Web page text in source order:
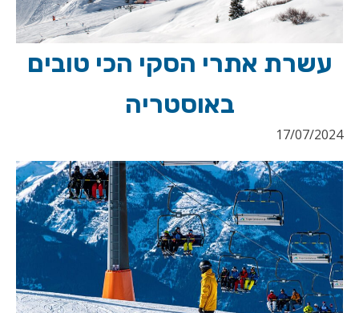
עשרת אתרי הסקי הכי טובים
באוסטריה
17/07/2024